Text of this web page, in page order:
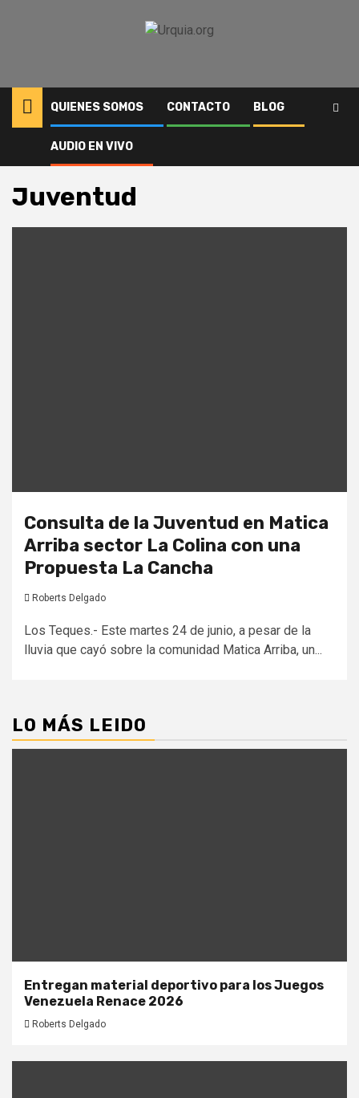
QUIENES SOMOS CONTACTO BLOG
AUDIO EN VIVO
Juventud
Juventud
Consulta de la Juventud en Matica
Arriba sector La Colina con una
Propuesta La Cancha
Roberts Delgado
Los Teques.- Este martes 24 de junio, a pesar de la
lluvia que cayó sobre la comunidad Matica Arriba, un...
LO MÁS LEIDO
Entregan material deportivo para los Juegos
Venezuela Renace 2026
Roberts Delgado